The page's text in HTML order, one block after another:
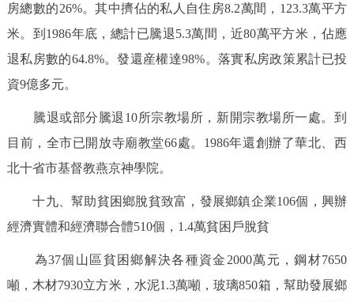
房總數的26%。其中擠佔的私人自住房8.2萬間，123.3萬平方
米。到1986年底，總計已騰退5.3萬間，近80萬平方米，佔應
退私房數的64.8%。發還産權達98%。落實私房政策累計已投
資9億多元。
騰退或部分騰退10所宗教場所，新開宗教場所一處。到
目前，全市已開放寺廟教堂66處。1986年還創辦了華北、西
北十省市基督教燕京神學院。
十九、幫助貧困鄉脫貧致富，發展鄉鎮企業106個，興辦
經濟實體和經濟聯合體510個，1.4萬貧困戶脫貧
為37個山區貧困鄉解決各種資金2000萬元，鋼材7650
噸，木材7930立方米，水泥1.3萬噸，玻璃850箱，幫助發展鄉